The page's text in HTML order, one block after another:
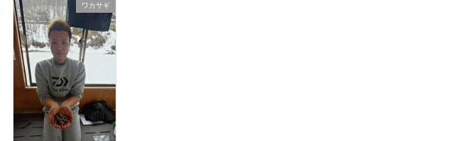
ワカサギ